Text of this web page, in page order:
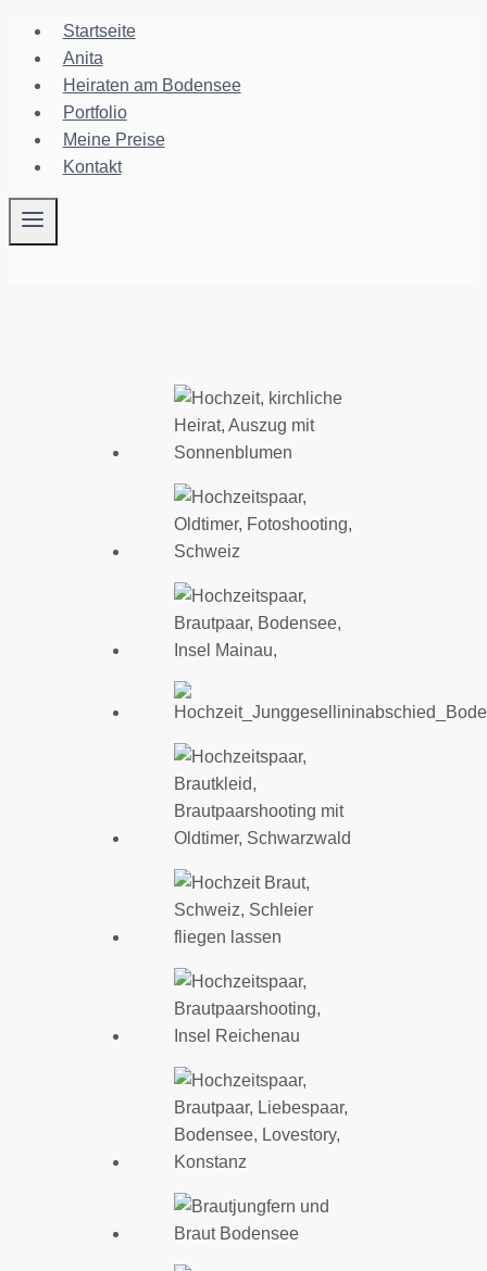
Zum
Inhalt
springen
Startseite
Anita
Heiraten am Bodensee
Portfolio
Meine Preise
Kontakt